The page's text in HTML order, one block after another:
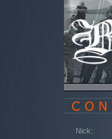
Nick: